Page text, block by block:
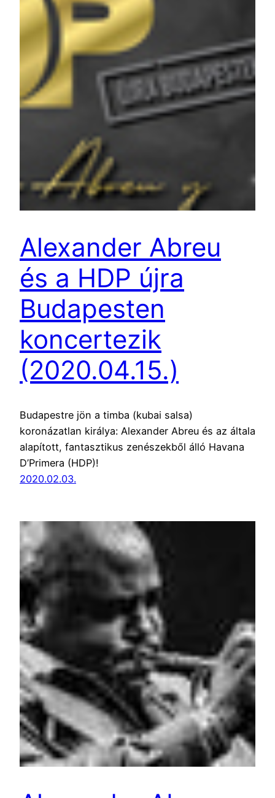
Alexander Abreu
és a HDP újra
Budapesten
koncertezik
(2020.04.15.)
Budapestre jön a timba (kubai salsa)
koronázatlan királya: Alexander Abreu és az általa
alapított, fantasztikus zenészekből álló Havana
D’Primera (HDP)!
2020.02.03.